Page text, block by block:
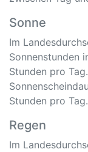
Sonne
Im
Sonnenstunden
Stunden pro
Stunden pro Tag.
Regen
Im